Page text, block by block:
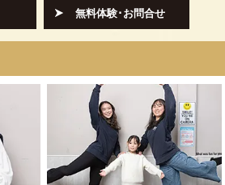
無料体験･お問合せ